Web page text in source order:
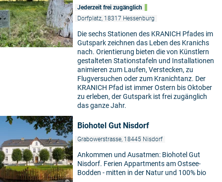
Jederzeit frei zugänglich
Dorfplatz, 18317 Hessenburg
Die sechs Stationen des KRANICH Pfades im
Gutspark zeichnen das Leben des Kranichs
nach. Orientierung bieten die von Künstlern
gestalteten Stationstafeln und Installationen
animieren zum Laufen, Verstecken, zu
Flugversuchen oder zum Kranichtanz. Der
KRANICH Pfad ist immer Ostern bis Oktober
zu erleben, der Gutspark ist frei zugänglich
das ganze Jahr.
Biohotel Gut Nisdorf
Grabowerstrasse, 18445 Nisdorf
Ankommen und Ausatmen: Biohotel Gut
Nisdorf. Ferien Appartments am Ostsee-
Bodden - mitten in der Natur und 100% bio